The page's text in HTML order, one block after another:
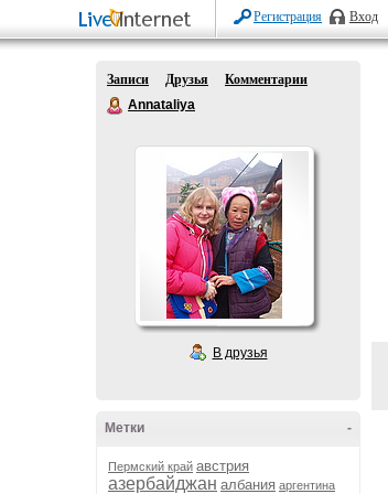
Регистрация Вход
Записи Друзья
Комментарии
Annataliya
В друзья
-
Метки
Пермский край австрия
азербайджан албания аргентина